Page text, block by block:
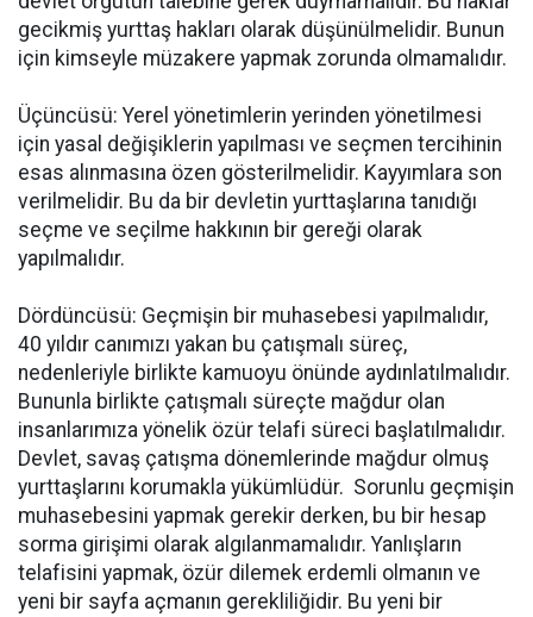
gecikmiş yurttaş hakları olarak düşünülmelidir. Bunun
için kimseyle müzakere yapmak zorunda olmamalıdır.
Üçüncüsü: Yerel yönetimlerin yerinden yönetilmesi
için yasal değişiklerin yapılması ve seçmen tercihinin
esas alınmasına özen gösterilmelidir. Kayyımlara son
verilmelidir. Bu da bir devletin yurttaşlarına tanıdığı
seçme ve seçilme hakkının bir gereği olarak
yapılmalıdır.
Dördüncüsü: Geçmişin bir muhasebesi yapılmalıdır,
40 yıldır canımızı yakan bu çatışmalı süreç,
nedenleriyle birlikte kamuoyu önünde aydınlatılmalıdır.
Bununla birlikte çatışmalı süreçte mağdur olan
insanlarımıza yönelik özür telafi süreci başlatılmalıdır.
Devlet, savaş çatışma dönemlerinde mağdur olmuş
yurttaşlarını korumakla yükümlüdür. Sorunlu geçmişin
muhasebesini yapmak gerekir derken, bu bir hesap
sorma girişimi olarak algılanmamalıdır. Yanlışların
telafisini yapmak, özür dilemek erdemli olmanın ve
yeni bir sayfa açmanın gerekliliğidir. Bu yeni bir